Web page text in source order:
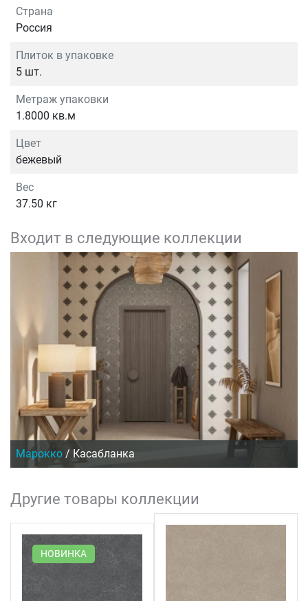
Страна
Россия
Плиток в упаковке
5 шт.
Метраж упаковки
1.8000 кв.м
Цвет
бежевый
Вес
37.50 кг
Входит в следующие коллекции
Марокко / Касабланка
Другие товары коллекции
НОВИНКА